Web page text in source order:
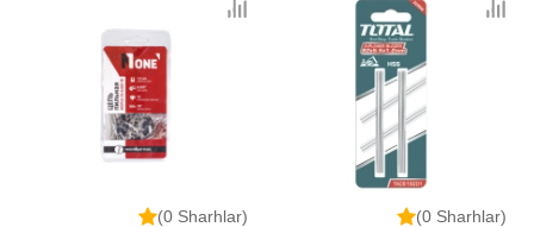
(0 Sharhlar)
(0 Sharhlar)